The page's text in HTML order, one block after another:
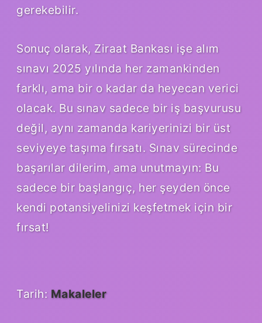
gerekebilir.
Sonuç olarak, Ziraat Bankası işe alım
sınavı 2025 yılında her zamankinden
farklı, ama bir o kadar da heyecan verici
olacak. Bu sınav sadece bir iş başvurusu
değil, aynı zamanda kariyerinizi bir üst
seviyeye taşıma fırsatı. Sınav sürecinde
başarılar dilerim, ama unutmayın: Bu
sadece bir başlangıç, her şeyden önce
kendi potansiyelinizi keşfetmek için bir
fırsat!
Tarih: Makaleler